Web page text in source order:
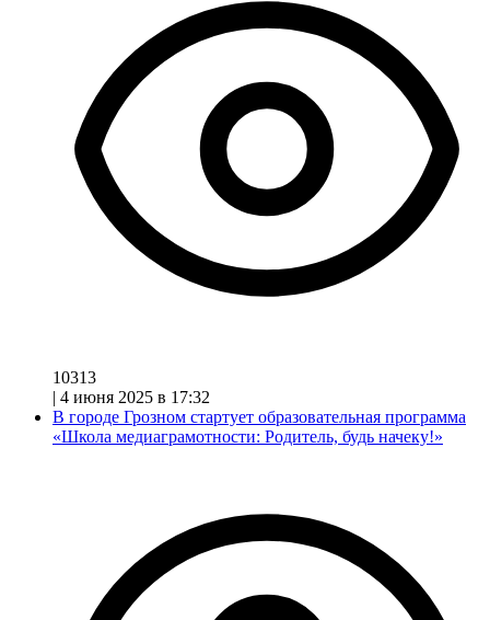
10313
| 4 июня 2025 в 17:32
В городе Грозном стартует образовательная программа
«Школа медиаграмотности: Родитель, будь начеку!»